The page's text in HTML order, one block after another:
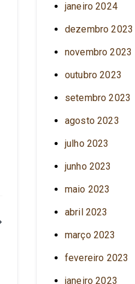
janeiro 2024
dezembro 2023
novembro 2023
outubro 2023
setembro 2023
agosto 2023
julho 2023
junho 2023
maio 2023
abril 2023
março 2023
fevereiro 2023
janeiro 2023